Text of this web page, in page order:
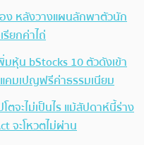
ง หลังวางแผนลักพาตัวนัก
ยกค่าไถ่
หุ้น bStocks 10 ตัวดังเข้า
มเปญฟรีค่าธรรมเนียม
จะไม่เป็นไร แม้สัปดาห์นี้ร่าง
จะโหวตไม่ผ่าน